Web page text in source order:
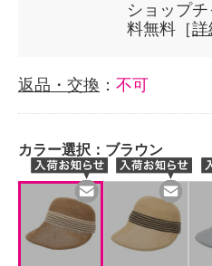
ショップ
料無料［詳
返品・交換 ： 不可
カラー選択： ブラウン